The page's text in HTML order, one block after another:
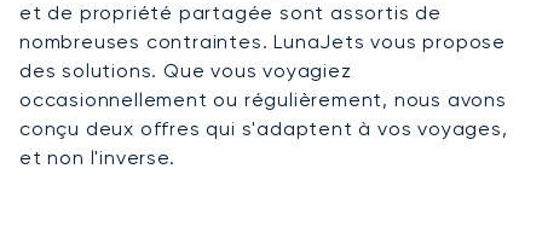
et de propriété partagée sont assortis de
nombreuses contraintes. LunaJets vous propose
des solutions. Que vous voyagiez
occasionnellement ou régulièrement, nous avons
conçu deux offres qui s'adaptent à vos voyages,
et non l'inverse.